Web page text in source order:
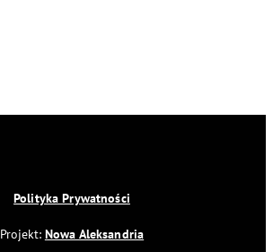
Polityka Prywatności
Projekt: Nowa Aleksandria